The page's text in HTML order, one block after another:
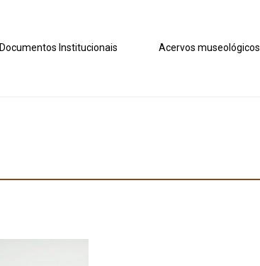
Documentos Institucionais Acervos museológicos